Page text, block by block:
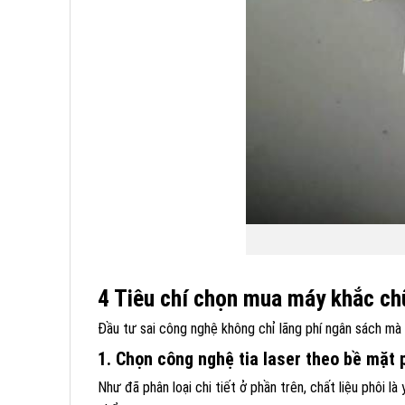
4 Tiêu chí chọn mua máy khắc
Đầu tư sai công nghệ không chỉ lãng phí ngân sách
1. Chọn công nghệ tia laser theo bề mặt
Như đã phân loại chi tiết ở phần trên, chất liệu phôi là